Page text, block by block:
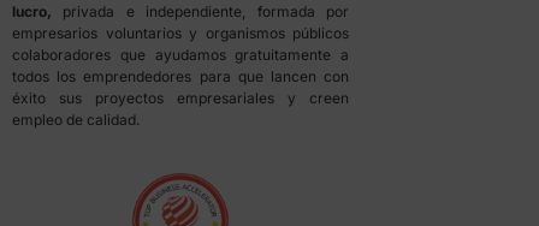
lucro, privada e independiente, formada por
empresarios voluntarios y organismos públicos
colaboradores que ayudamos gratuitamente a
todos los emprendedores para que lancen con
éxito sus proyectos empresariales y creen
empleo de calidad.